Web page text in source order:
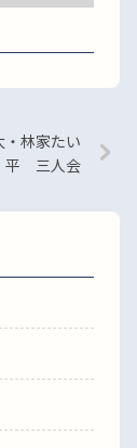
林家たい
平 三人会